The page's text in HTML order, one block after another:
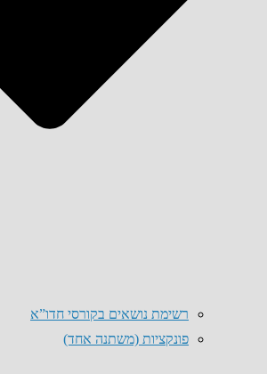
רשימת נושאים בקורסי חדו”א
פונקציות (משתנה אחד)